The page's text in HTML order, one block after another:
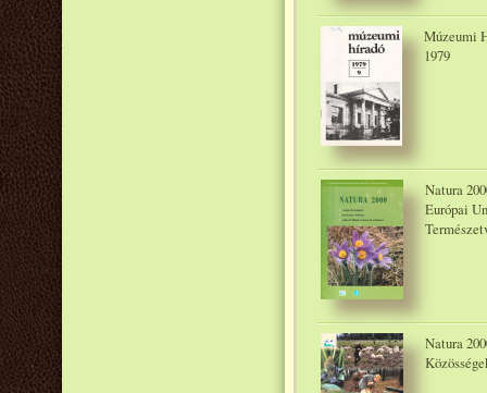
Múzeumi
1979
Natura
Európai
Natura